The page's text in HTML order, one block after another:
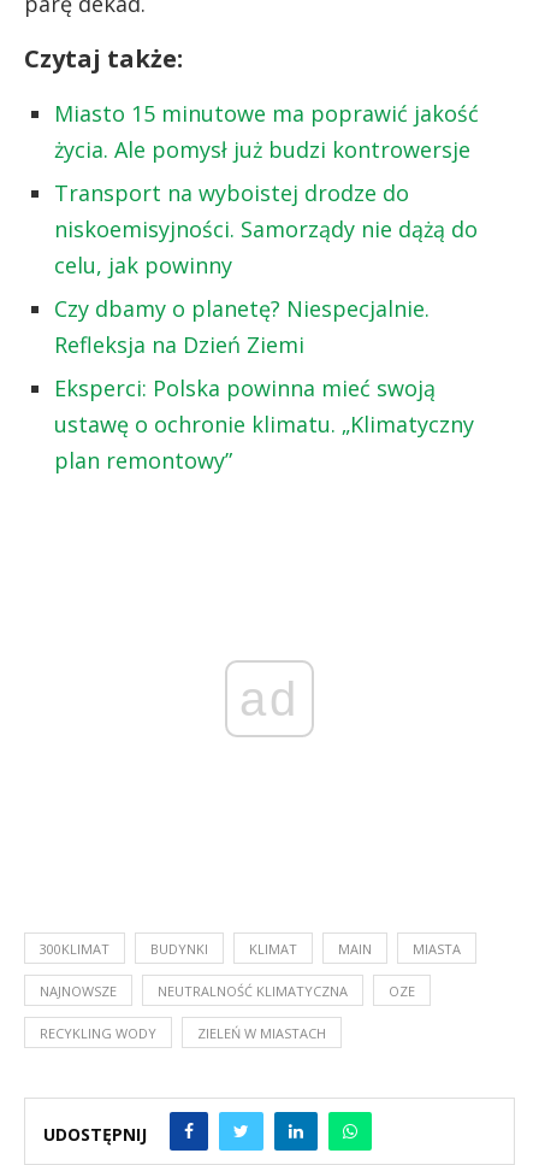
Czytaj także:
Miasto 15 minutowe ma poprawić jakość
życia. Ale pomysł już budzi kontrowersje
Transport na wyboistej drodze do
niskoemisyjności. Samorządy nie dążą do
celu, jak powinny
Czy dbamy o planetę? Niespecjalnie.
Refleksja na Dzień Ziemi
Eksperci: Polska powinna mieć swoją
ustawę o ochronie klimatu. „Klimatyczny
plan remontowy”
ad
300KLIMAT BUDYNKI KLIMAT MAIN MIASTA
NAJNOWSZE NEUTRALNOŚĆ KLIMATYCZNA OZE
RECYKLING WODY ZIELEŃ W MIASTACH
UDOSTĘPNIJ